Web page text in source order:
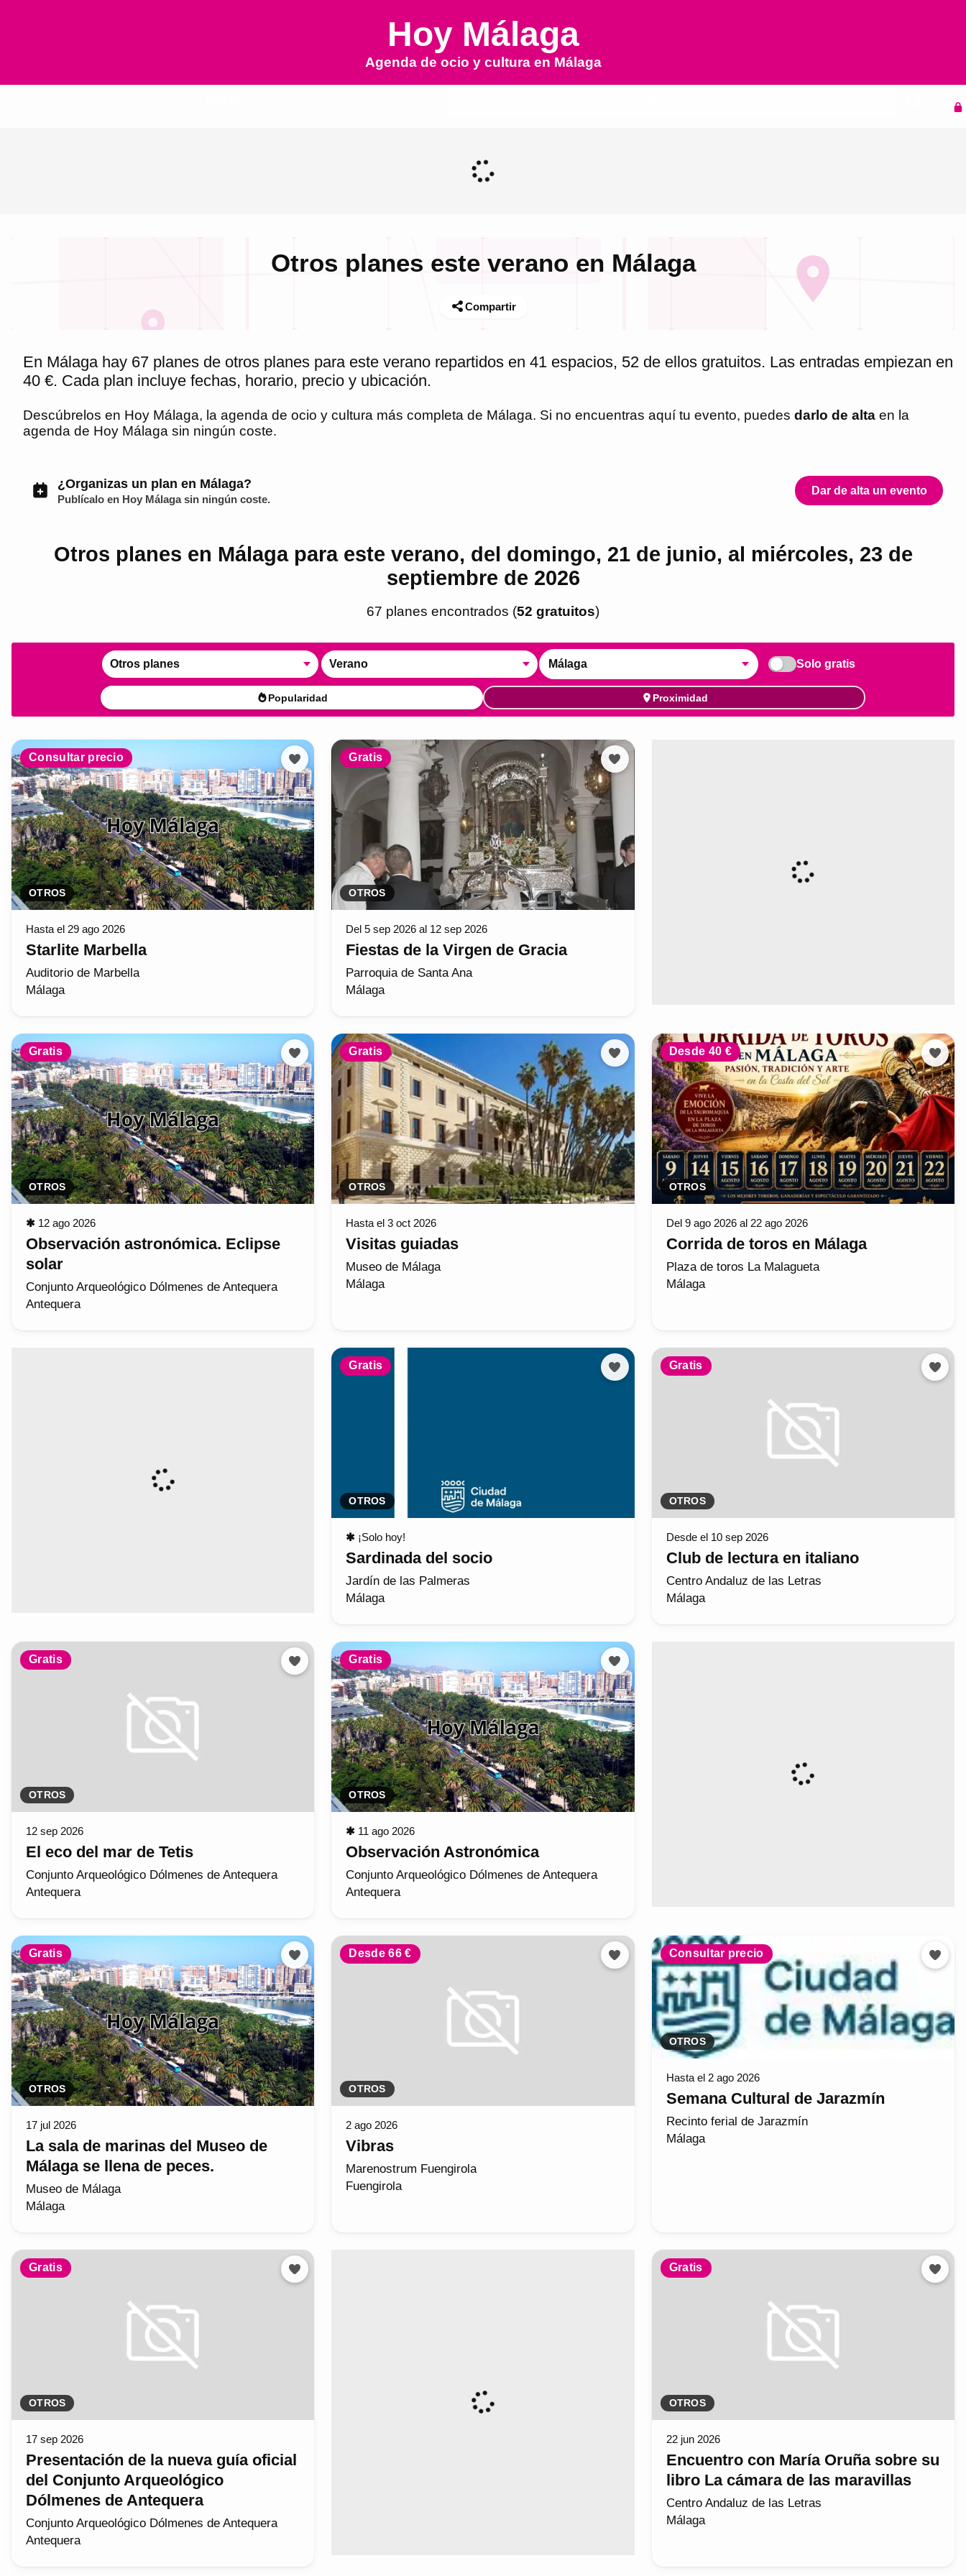
Hoy Málaga
Agenda de ocio y cultura en Málaga
Otros planes este verano en Málaga
Compartir
En Málaga hay 67 planes de otros planes para este verano repartidos en 41 espacios, 52 de ellos gratuitos. Las entradas empiezan en
40 €. Cada plan incluye fechas, horario, precio y ubicación.
Descúbrelos en Hoy Málaga, la agenda de ocio y cultura más completa de Málaga. Si no encuentras aquí tu evento, puedes darlo de alta en la
agenda de Hoy Málaga sin ningún coste.
¿Organizas un plan en Málaga?
Publícalo en Hoy Málagasin ningún coste.
Dar de alta un evento
Otros planes en Málaga para este verano, del domingo, 21 de junio, al miércoles, 23 de
septiembre de 2026
67 planes encontrados (52 gratuitos)
Otros planes Verano Málaga Solo gratis
Popularidad Proximidad
Consultar precio
OTROS
Hasta el 29 ago 2026
Starlite Marbella
Auditorio de Marbella
Málaga
Gratis
OTROS
Del 5 sep 2026 al 12 sep 2026
Fiestas de la Virgen de Gracia
Parroquia de Santa Ana
Málaga
Gratis
OTROS
✱ 12 ago 2026
Observación astronómica. Eclipse
solar
Conjunto Arqueológico Dólmenes de Antequera
Antequera
Gratis
OTROS
Hasta el 3 oct 2026
Visitas guiadas
Museo de Málaga
Málaga
Desde 40 €
OTROS
Del 9 ago 2026 al 22 ago 2026
Corrida de toros en Málaga
Plaza de toros La Malagueta
Málaga
Gratis
OTROS
✱ ¡Solo hoy!
Sardinada del socio
Jardín de las Palmeras
Málaga
Gratis
OTROS
Desde el 10 sep 2026
Club de lectura en italiano
Centro Andaluz de las Letras
Málaga
Gratis
OTROS
12 sep 2026
El eco del mar de Tetis
Conjunto Arqueológico Dólmenes de Antequera
Antequera
Gratis
OTROS
✱ 11 ago 2026
Observación Astronómica
Conjunto Arqueológico Dólmenes de Antequera
Antequera
Gratis
OTROS
17 jul 2026
La sala de marinas del Museo de
Málaga se llena de peces.
Museo de Málaga
Málaga
Desde 66 €
OTROS
2 ago 2026
Vibras
Marenostrum Fuengirola
Fuengirola
Consultar precio
OTROS
Hasta el 2 ago 2026
Semana Cultural de Jarazmín
Recinto ferial de Jarazmín
Málaga
Gratis
OTROS
17 sep 2026
Presentación de la nueva guía oficial
del Conjunto Arqueológico
Dólmenes de Antequera
Conjunto Arqueológico Dólmenes de Antequera
Antequera
Gratis
OTROS
22 jun 2026
Encuentro con María Oruña sobre su
libro La cámara de las maravillas
Centro Andaluz de las Letras
Málaga